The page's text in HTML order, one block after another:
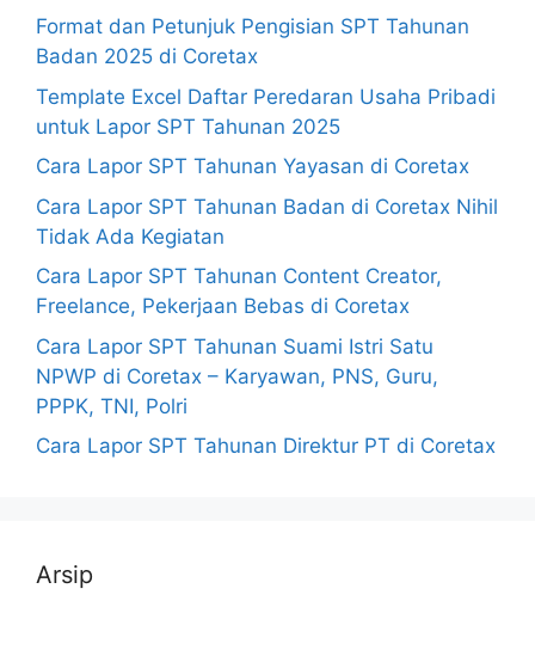
Format dan Petunjuk Pengisian SPT Tahunan
Badan 2025 di Coretax
Template Excel Daftar Peredaran Usaha Pribadi
untuk Lapor SPT Tahunan 2025
Cara Lapor SPT Tahunan Yayasan di Coretax
Cara Lapor SPT Tahunan Badan di Coretax Nihil
Tidak Ada Kegiatan
Cara Lapor SPT Tahunan Content Creator,
Freelance, Pekerjaan Bebas di Coretax
Cara Lapor SPT Tahunan Suami Istri Satu
NPWP di Coretax – Karyawan, PNS, Guru,
PPPK, TNI, Polri
Cara Lapor SPT Tahunan Direktur PT di Coretax
Arsip